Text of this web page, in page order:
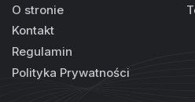
O stronie
Kontakt
Regulamin
Polityka Prywatności